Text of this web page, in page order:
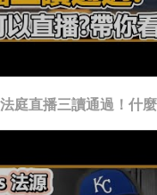
庭直播三讀通過！什